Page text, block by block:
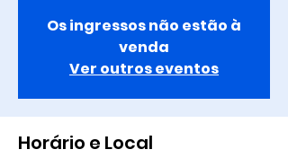
Os ingressos não estão à
venda
Ver outros eventos
Horário e Local